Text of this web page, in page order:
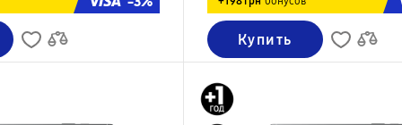
Купить